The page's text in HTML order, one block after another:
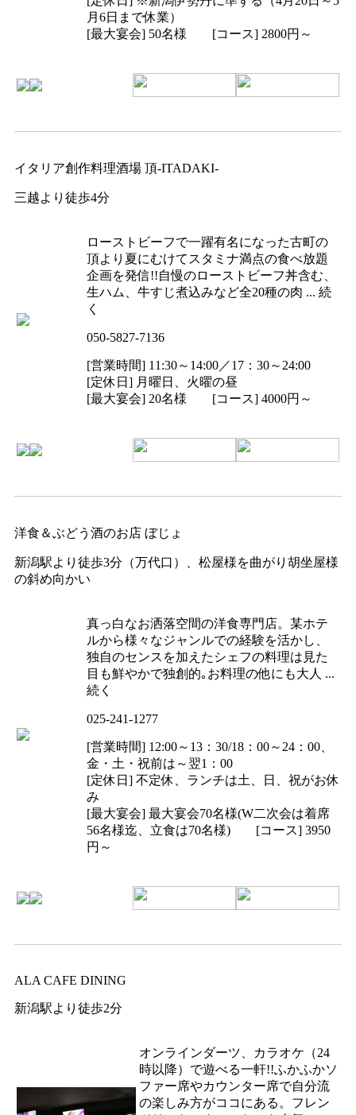
月6日まで休業）
[最大宴会] 50名様 [コース] 2800円～
イタリア創作料理酒場 頂-ITADAKI-
三越より徒歩4分
ローストビーフで一躍有名になった古町の
頂より夏にむけてスタミナ満点の食べ放題
企画を発信!!自慢のローストビーフ丼含む、
生ハム、牛すじ煮込みなど全20種の肉 ... 続
く
050-5827-7136
[営業時間] 11:30～14:00／17：30～24:00
[定休日] 月曜日、火曜の昼
[最大宴会] 20名様 [コース] 4000円～
洋食＆ぶどう酒のお店 ぼじょ
新潟駅より徒歩3分（万代口）、松屋様を曲がり胡坐屋様
の斜め向かい
真っ白なお洒落空間の洋食専門店。某ホテ
ルから様々なジャンルでの経験を活かし、
独自のセンスを加えたシェフの料理は見た
目も鮮やかで独創的｡お料理の他にも大人 ...
続く
025-241-1277
[営業時間] 12:00～13：30/18：00～24：00、
金・土・祝前は～翌1：00
[定休日] 不定休、ランチは土、日、祝がお休
み
[最大宴会] 最大宴会70名様(W二次会は着席
56名様迄、立食は70名様) [コース] 3950
円～
ALA CAFE DINING
新潟駅より徒歩2分
オンラインダーツ、カラオケ（24
時以降）で遊べる一軒!!ふかふかソ
ファー席やカウンター席で自分流
の楽しみ方がココにある。フレン